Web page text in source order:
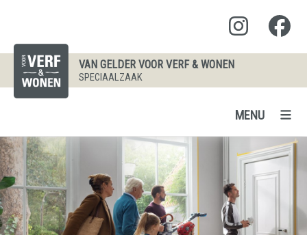
VAN GELDER VOOR VERF & WONEN
SPECIAALZAAK
MENU